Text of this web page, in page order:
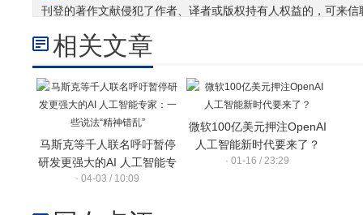
刊登的著作文献侵犯了作者、译者或版权持有人权益的，可来
相关文章
马斯克等千人联名呼吁暂停
研发更强大的AI 人工智能专
家：一些说法“精神错乱”
· 04-03 / 10:09
微软100亿美元押注OpenAI
人工智能新时代要来了？
· 01-16 / 23:29